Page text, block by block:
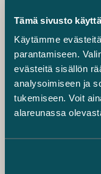
Tämä sivusto
Käytämme
parantamiseen.
evästeitä sisällön
analysoimiseen ja
tukemiseen. Voit
alareunassa
joitakin kursseja
Hanki omasta
opiskelujen ohessa.
kuuntele omaa
polkuasi. Töitä ehtii
opiskeluaika on
ottaa kaikki ilo irti!